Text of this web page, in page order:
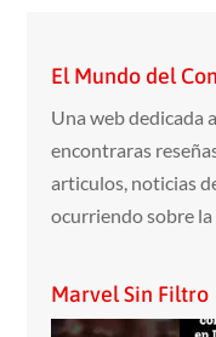
El Mundo del
Una web dedicada
encontraras
articulos, noticias
ocurriendo sobre la
Marvel Sin Filtro